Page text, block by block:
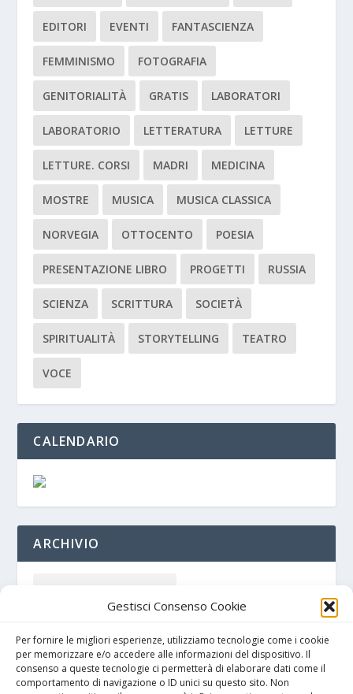
Gestisci Consenso Cookie
Per fornire le migliori esperienze, utilizziamo tecnologie come i cookie
per memorizzare e/o accedere alle informazioni del dispositivo. Il
consenso a queste tecnologie ci permetterà di elaborare dati come il
comportamento di navigazione o ID unici su questo sito. Non
EDITORI EVENTI FANTASCIENZA
FEMMINISMO FOTOGRAFIA
GENITORIALITÀ GRATIS LABORATORI
LABORATORIO LETTERATURA LETTURE
LETTURE. CORSI MADRI MEDICINA
MOSTRE MUSICA MUSICA CLASSICA
NORVEGIA OTTOCENTO POESIA
PRESENTAZIONE LIBRO PROGETTI RUSSIA
SCIENZA SCRITTURA SOCIETÀ
SPIRITUALITÀ STORYTELLING TEATRO
VOCE
CALENDARIO
ARCHIVIO